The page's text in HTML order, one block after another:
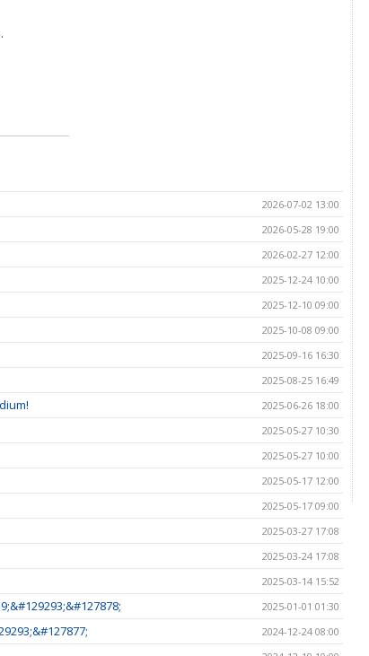
2026-07-02 13:00
2026-05-28 19:00
2026-02-27 12:00
2025-12-24 10:00
2025-12-10 09:00
2025-10-08 09:00
2025-09-16 16:30
2025-08-25 16:49
2025-06-26 18:00
2025-05-27 10:30
2025-05-27 10:00
2025-05-17 12:00
2025-05-17 09:00
2025-03-27 17:08
2025-03-24 17:08
2025-03-14 15:52
2025-01-01 01:30
2024-12-24 08:00